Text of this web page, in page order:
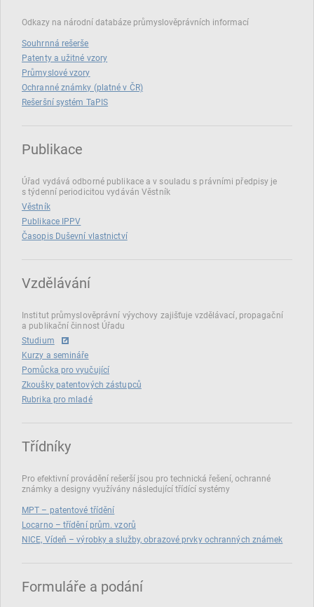
Odkazy na národní databáze průmyslověprávních informací
Souhrnná rešerše
Patenty a užitné vzory
Průmyslové vzory
Ochranné známky (platné v ČR)
Rešeršní systém TaPIS
Publikace
Úřad vydává odborné publikace a v souladu s právními předpisy je
s týdenní periodicitou vydáván Věstník
Věstník
Publikace IPPV
Časopis Duševní vlastnictví
Vzdělávání
Institut průmyslověprávní výychovy zajišťuje vzdělávací, propagační
a publikační činnost Úřadu
Studium
Kurzy a semináře
Pomůcka pro vyučující
Zkoušky patentových zástupců
Rubrika pro mladé
Třídníky
Pro efektivní provádění rešerší jsou pro technická řešení, ochranné
známky a designy využívány následující třídící systémy
MPT – patentové třídění
Locarno – třídění prům. vzorů
NICE, Vídeň – výrobky a služby, obrazové prvky ochranných známek
Formuláře a podání